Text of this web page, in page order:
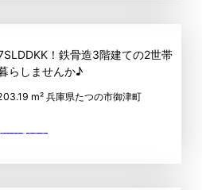
！鉄骨造3階建ての2世帯
らしませんか♪
m² 兵庫県たつの市御津町